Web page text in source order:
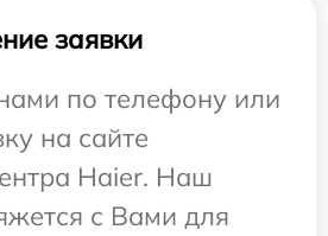
заявки
по телефону или
на сайте
Haier. Наш
с Вами для